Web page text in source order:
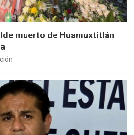
muerto de Huamuxtitlán